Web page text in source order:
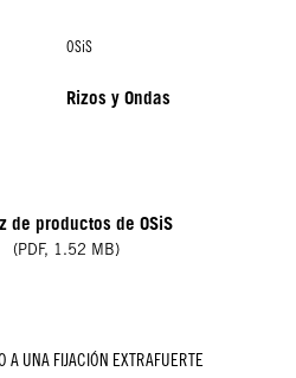
OSiS
Rizos y Ondas
de productos de OSiS
(PDF, 1.52 MB)
A UNA FIJACIÓN EXTRAFUERTE